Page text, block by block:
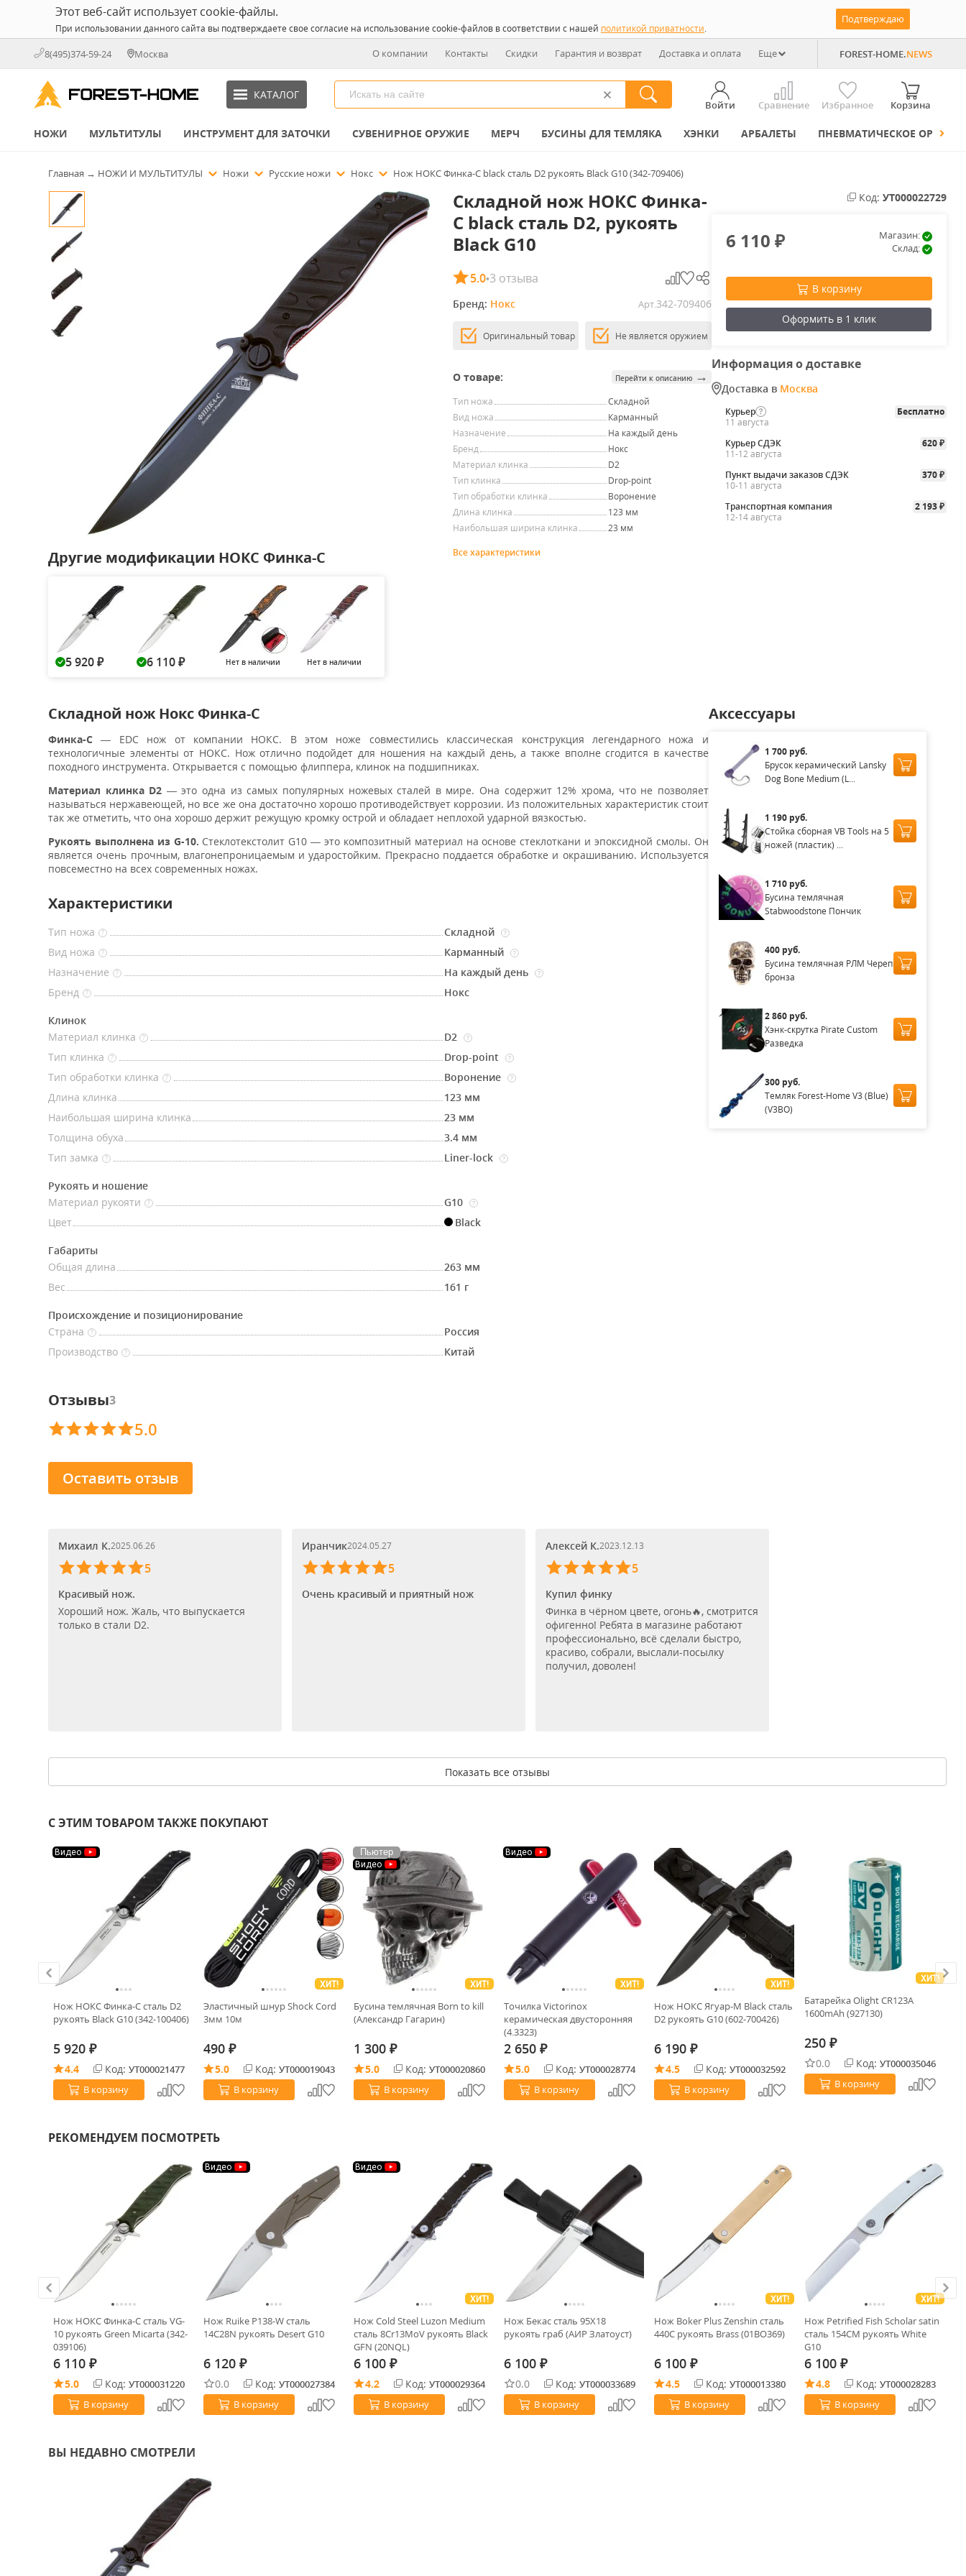
Этот веб-сайт использует cookie-файлы.
При использовании данного сайта вы подтверждаете свое согласие на использование cookie-файлов в соответствии с нашей политикой приватности.
Подтверждаю
8(495)374-59-24 Москва О компании Контакты Скидки Гарантия и возврат Доставка и оплата Еще FOREST-HOME.NEWS
КАТАЛОГ
Войти Сравнение Избранное Корзина
НОЖИ МУЛЬТИТУЛЫ ИНСТРУМЕНТ ДЛЯ ЗАТОЧКИ СУВЕНИРНОЕ ОРУЖИЕ МЕРЧ БУСИНЫ ДЛЯ ТЕМЛЯКА ХЭНКИ АРБАЛЕТЫ ПНЕВМАТИЧЕСКОЕ ОРУЖИЕ
Главная → НОЖИ И МУЛЬТИТУЛЫ Ножи Русские ножи Нокс Нож НОКС Финка-С black сталь D2 рукоять Black G10 (342-709406)
Другие модификации НОКС Финка-С
5 920 ₽ 6 110 ₽ Нет в наличии Нет в наличии
Складной нож НОКС Финка-
С black сталь D2, рукоять
Black G10
5.0•3 отзыва
Бренд: Нокс Арт.342-709406
Оригинальный товар Не является оружием
О товаре: Перейти к описанию →
Тип ножа
Складной
Вид ножа
Карманный
Назначение
На каждый день
Бренд
Нокс
Материал клинка
D2
Тип клинка
Drop-point
Тип обработки клинка
Воронение
Длина клинка
123 мм
Наибольшая ширина клинка
23 мм
Все характеристики
Код: УТ000022729
6 110₽
Магазин:
Склад:
В корзину
Оформить в 1 клик
Информация о доставке
Доставка в Москва
Курьер
Бесплатно
11 августа
Курьер СДЭК
620 ₽
11-12 августа
Пункт выдачи заказов СДЭК
370 ₽
10-11 августа
Транспортная компания
2 193 ₽
12-14 августа
Складной нож Нокс Финка-С
Финка-С — EDC нож от компании НОКС. В этом ноже совместились классическая конструкция легендарного ножа и
технологичные элементы от НОКС. Нож отлично подойдет для ношения на каждый день, а также вполне сгодится в качестве
походного инструмента. Открывается с помощью флиппера, клинок на подшипниках.
Материал клинка D2 — это одна из самых популярных ножевых сталей в мире. Она содержит 12% хрома, что не позволяет
называться нержавеющей, но все же она достаточно хорошо противодействует коррозии. Из положительных характеристик стоит
так же отметить, что она хорошо держит режущую кромку острой и обладает неплохой ударной вязкостью.
Рукоять выполнена из G-10. Стеклотекстолит G10 — это композитный материал на основе стеклоткани и эпоксидной смолы. Он
является очень прочным, влагонепроницаемым и ударостойким. Прекрасно поддается обработке и окрашиванию. Используется
повсеместно на всех современных ножах.
Характеристики
Тип ножа ? Складной ?
Вид ножа ? Карманный ?
Назначение ? На каждый день ?
Бренд ? Нокс
Клинок
Материал клинка
? D2 ?
Тип клинка ? Drop-point ?
Тип обработки клинка ? Воронение ?
Длина клинка
123 мм
Наибольшая ширина клинка
23 мм
Толщина обуха
3.4 мм
Тип замка
? Liner-lock ?
Рукоять и ношение
Материал рукояти
? G10 ?
Цвет Black
Габариты
Общая длина
263 мм
Вес
161 г
Происхождение и позиционирование
Страна
?
Россия
Производство
? Китай
Аксессуары
1 700 руб.
Брусок керамический Lansky
Dog Bone Medium (L...
1 190 руб.
Стойка сборная VB Tools на 5
ножей (пластик) ...
1 710 руб.
Бусина темлячная
Stabwoodstone Пончик
400 руб.
Бусина темлячная РЛМ Череп
бронза
2 860 руб.
Хэнк-скрутка Pirate Custom
Разведка
300 руб.
Темляк Forest-Home V3 (Blue)
(V3BO)
Отзывы3
5.0
Оставить отзыв
Михаил К.2025.06.26
5
Красивый нож.
Хороший нож. Жаль, что выпускается
только в стали D2.
Иранчик2024.05.27
5
Очень красивый и приятный нож
Алексей К.2023.12.13
5
Купил финку
Финка в чёрном цвете, огонь🔥, смотрится
офигенно! Ребята в магазине работают
профессионально, всё сделали быстро,
красиво, собрали, выслали-посылку
получил, доволен!
Показать все отзывы
С ЭТИМ ТОВАРОМ ТАКЖЕ ПОКУПАЮТ
Видео
Нож НОКС Финка-С сталь D2
рукоять Black G10 (342-100406)
5 920 ₽
4.4 Код: УТ000021477
В корзину
ХИТ!
Эластичный шнур Shock Cord
3мм 10м
490 ₽
5.0 Код: УТ000019043
В корзину
Пьютер
Видео
ХИТ!
Бусина темлячная Born to kill
(Александр Гагарин)
1 300 ₽
5.0 Код: УТ000020860
В корзину
Видео
ХИТ!
Точилка Victorinox
керамическая двусторонняя
(4.3323)
2 650 ₽
5.0 Код: УТ000028774
В корзину
ХИТ!
Нож НОКС Ягуар-М Black сталь
D2 рукоять G10 (602-700426)
6 190 ₽
4.5 Код: УТ000032592
В корзину
ХИТ!
Батарейка Olight CR123A
1600mAh (927130)
250 ₽
0.0 Код: УТ000035046
В корзину
РЕКОМЕНДУЕМ ПОСМОТРЕТЬ
Нож НОКС Финка-С сталь VG-
10 рукоять Green Micarta (342-
039106)
6 110 ₽
5.0 Код: УТ000031220
В корзину
Видео
Нож Ruike P138-W сталь
14C28N рукоять Desert G10
6 120 ₽
0.0 Код: УТ000027384
В корзину
Видео
ХИТ!
Нож Cold Steel Luzon Medium
сталь 8Cr13MoV рукоять Black
GFN (20NQL)
6 100 ₽
4.2 Код: УТ000029364
В корзину
Нож Бекас сталь 95Х18
рукоять граб (АИР Златоуст)
6 100 ₽
0.0 Код: УТ000033689
В корзину
ХИТ!
Нож Boker Plus Zenshin сталь
440C рукоять Brass (01BO369)
6 100 ₽
4.5 Код: УТ000013380
В корзину
ХИТ!
Нож Petrified Fish Scholar satin
сталь 154CM рукоять White
G10
6 100 ₽
4.8 Код: УТ000028283
В корзину
ВЫ НЕДАВНО СМОТРЕЛИ